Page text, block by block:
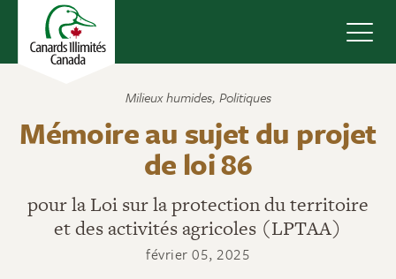
Milieux humides, Politiques
Mémoire au sujet du projet
de loi 86
pour la Loi sur la protection du territoire
et des activités agricoles (LPTAA)
février 05, 2025